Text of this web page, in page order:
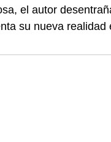
el autor
su nueva realidad